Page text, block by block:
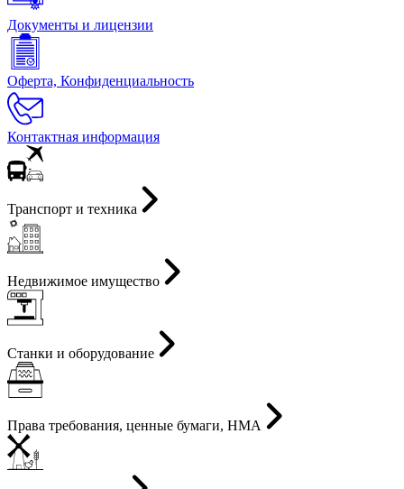
Документы и лицензии
Оферта, Конфиденциальность
Контактная информация
Транспорт и техника
Недвижимое имущество
Станки и оборудование
Права требования, ценные бумаги, НМА